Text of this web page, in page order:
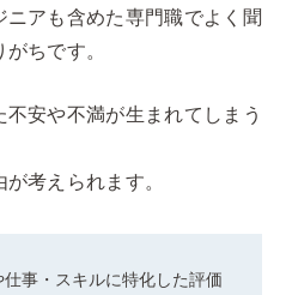
アも含めた専門職でよく聞
ちです。
安や不満が生まれてしまう
考えられます。
事・スキルに特化した評価